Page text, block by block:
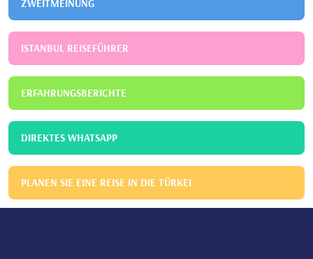
ZWEITMEINUNG
ISTANBUL REISEFÜHRER
ERFAHRUNGSBERICHTE
DIREKTES WHATSAPP
PLANEN SIE EINE REISE IN DIE TÜRKEI